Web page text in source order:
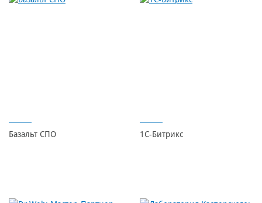
Базальт СПО 1С-Битрикс